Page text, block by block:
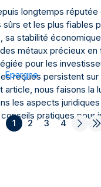
longtemps réputée
sûrs et les plus fiables
sa stabilité
métaux précieux en
pour les investisseurs.
reçues persistent sur
article, nous faisons la
les aspects
pratiques pour
Epargne
1 2 3 4